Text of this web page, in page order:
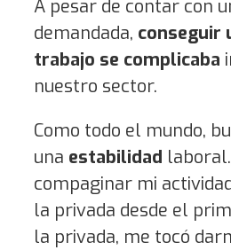
A pesar de contar con
demandada, conseguir
trabajo se complicaba
nuestro sector.
Como todo el mundo,
una estabilidad
compaginar mi
la privada desde el
la privada, me tocó